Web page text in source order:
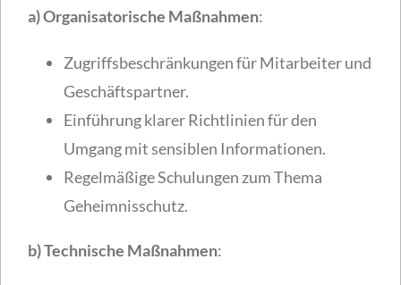
a) Organisatorische Maßnahmen:
Zugriffsbeschränkungen für Mitarbeiter und
Geschäftspartner.
Einführung klarer Richtlinien für den
Umgang mit sensiblen Informationen.
Regelmäßige Schulungen zum Thema
Geheimnisschutz.
b) Technische Maßnahmen: